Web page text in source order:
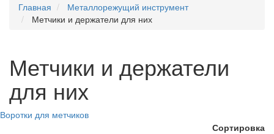
Главная
Металлорежущий инструмент
Метчики и держатели для них
Метчики и держатели
для них
Воротки для метчиков
Сортировка